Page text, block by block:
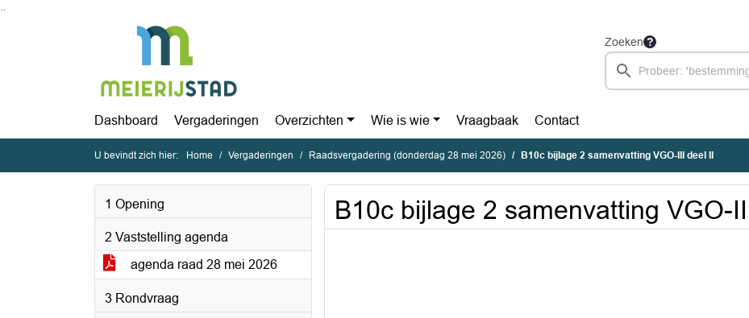
Zoeken
Dashboard Vergaderingen Overzichten Wie is wie Vraagbaak Contact
U bevindt zich hier: Home Vergaderingen Raadsvergadering (donderdag 28 mei 2026) B10c bijlage 2 samenvatting VGO-III deel II
1 Opening
2 Vaststelling agenda
agenda raad 28 mei 2026
3 Rondvraag
B10c bijlage 2 samenvatting VGO-